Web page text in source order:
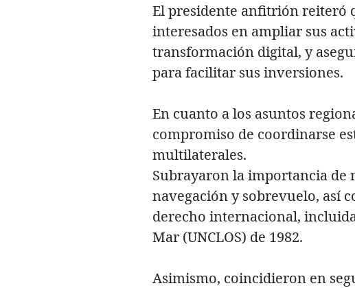
El presidente anfitrión reiteró
interesados en ampliar sus
transformación digital, y
para facilitar sus inversiones.
En cuanto a los asuntos
compromiso de coordinarse
multilaterales.
Subrayaron la importancia de
navegación y sobrevuelo, así
derecho internacional,
Mar (UNCLOS) de 1982.
Asimismo, coincidieron en